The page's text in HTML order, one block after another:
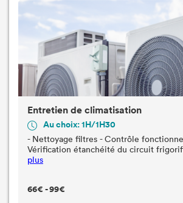
Entretien de climatisation
Au choix: 1H/1H30
- Nettoyage filtres - Contrôle
Vérification étanchéité du circuit
plus
66€ - 99€